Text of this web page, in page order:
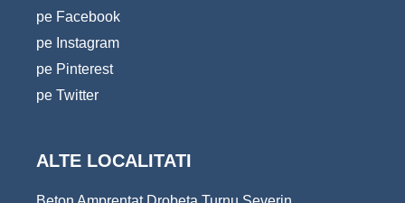
pe Facebook
pe Instagram
pe Pinterest
pe Twitter
ALTE LOCALITATI